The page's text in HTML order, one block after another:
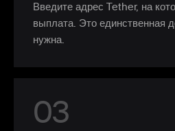
Введите адрес Tether, на
выплата. Это единственная
нужна.
03